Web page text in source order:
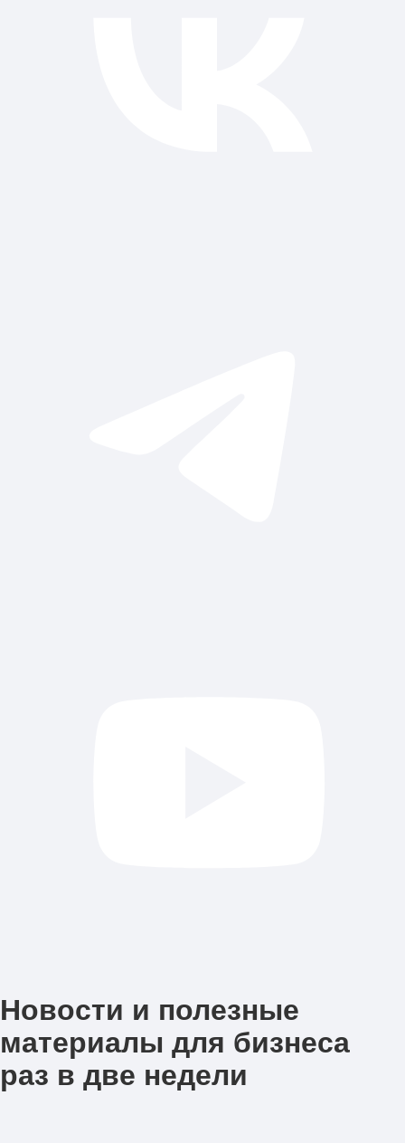
Новости и полезные
материалы для бизнеса
раз в две недели